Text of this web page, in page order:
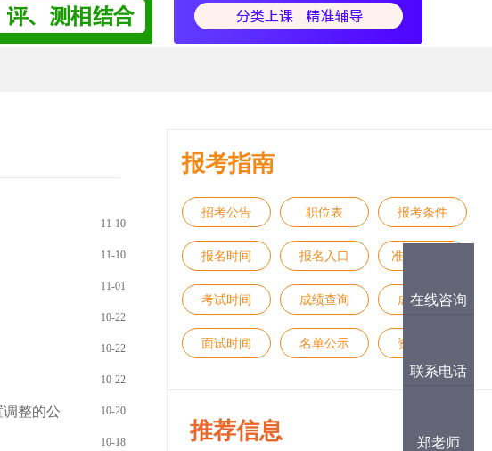
11-10
11-10
11-01
10-22
10-22
10-22
整的公 10-20
10-18
报考指南
招考公告 职位表 报考条件
报名时间 报名入口 准考证打印
考试时间 成绩查询 成绩排名
面试时间 名单公示 资格审查
推荐信息
在线咨询
联系电话
郑老师